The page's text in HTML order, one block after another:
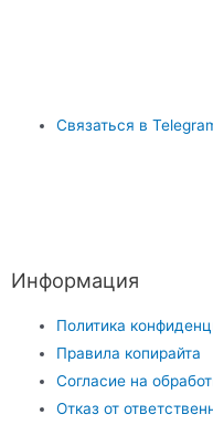
Связаться в
Информация
Политика
Правила копирайта
Согласие на
Отказ от